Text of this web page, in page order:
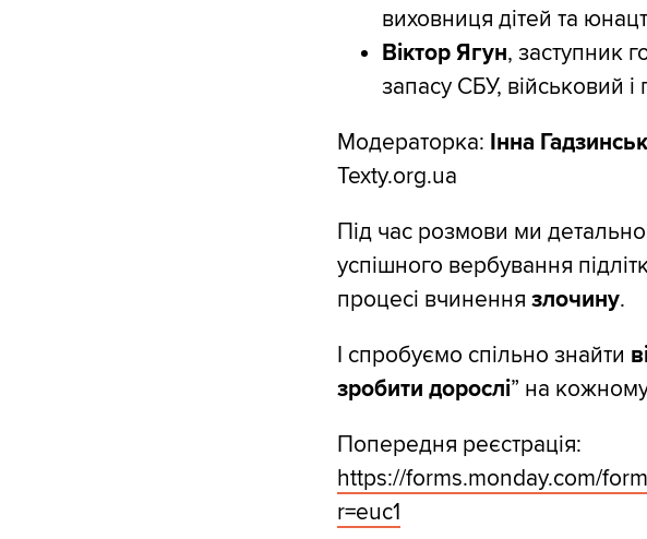
виховниця дітей та
Віктор Ягун, заступник
запасу СБУ, військовий
Модераторка: Інна
Texty.org.ua
Під час розмови ми
успішного вербування
процесі вчинення злочину.
І спробуємо спільно знайти
зробити дорослі” на
Попередня реєстрація:
https://forms.monday.com/
r=euc1